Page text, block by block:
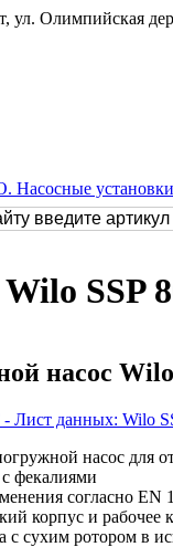
Олимпийская
Насосные
SSP
насос
- Лист данных: Wilo
насос для
фекалиями
согласно EN
корпус и рабочее
с сухим ротором в